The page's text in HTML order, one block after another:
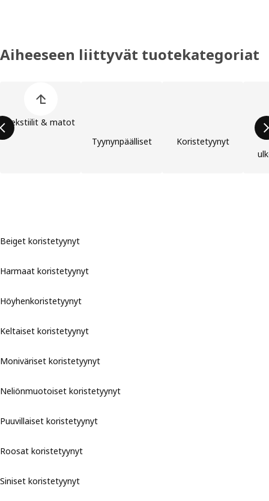
Aiheeseen liittyvät tuotekategoriat
Tekstiilit & matot
Tyynynpäälliset
Koristetyynyt
Beiget koristetyynyt
Harmaat koristetyynyt
Höyhenkoristetyynyt
Keltaiset koristetyynyt
Moniväriset koristetyynyt
Neliönmuotoiset koristetyynyt
Puuvillaiset koristetyynyt
Roosat koristetyynyt
Siniset koristetyynyt